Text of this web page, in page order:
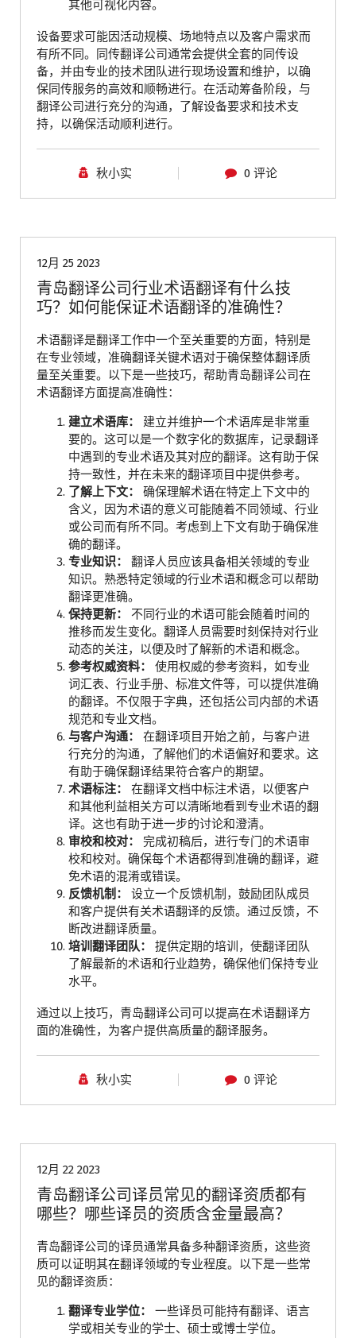
其他可视化内容。
设备要求可能因活动规模、场地特点以及客户需求而
有所不同。同传翻译公司通常会提供全套的同传设
备，并由专业的技术团队进行现场设置和维护，以确
保同传服务的高效和顺畅进行。在活动筹备阶段，与
翻译公司进行充分的沟通，了解设备要求和技术支
持，以确保活动顺利进行。
秋小实 0 评论
12月 25 2023
青岛翻译公司行业术语翻译有什么技
巧？如何能保证术语翻译的准确性？
术语翻译是翻译工作中一个至关重要的方面，特别是
在专业领域，准确翻译关键术语对于确保整体翻译质
量至关重要。以下是一些技巧，帮助青岛翻译公司在
术语翻译方面提高准确性：
建立术语库：
建立并维护一个术语库是非常重
要的。这可以是一个数字化的数据库，记录翻译
中遇到的专业术语及其对应的翻译。这有助于保
持一致性，并在未来的翻译项目中提供参考。
了解上下文：
确保理解术语在特定上下文中的
含义，因为术语的意义可能随着不同领域、行业
或公司而有所不同。考虑到上下文有助于确保准
确的翻译。
专业知识：
翻译人员应该具备相关领域的专业
知识。熟悉特定领域的行业术语和概念可以帮助
翻译更准确。
保持更新：
不同行业的术语可能会随着时间的
推移而发生变化。翻译人员需要时刻保持对行业
动态的关注，以便及时了解新的术语和概念。
参考权威资料：
使用权威的参考资料，如专业
词汇表、行业手册、标准文件等，可以提供准确
的翻译。不仅限于字典，还包括公司内部的术语
规范和专业文档。
与客户沟通：
在翻译项目开始之前，与客户进
行充分的沟通，了解他们的术语偏好和要求。这
有助于确保翻译结果符合客户的期望。
术语标注：
在翻译文档中标注术语，以便客户
和其他利益相关方可以清晰地看到专业术语的翻
译。这也有助于进一步的讨论和澄清。
审校和校对：
完成初稿后，进行专门的术语审
校和校对。确保每个术语都得到准确的翻译，避
免术语的混淆或错误。
反馈机制：
设立一个反馈机制，鼓励团队成员
和客户提供有关术语翻译的反馈。通过反馈，不
断改进翻译质量。
培训翻译团队：
提供定期的培训，使翻译团队
了解最新的术语和行业趋势，确保他们保持专业
水平。
通过以上技巧，青岛翻译公司可以提高在术语翻译方
面的准确性，为客户提供高质量的翻译服务。
秋小实 0 评论
12月 22 2023
青岛翻译公司译员常见的翻译资质都有
哪些？哪些译员的资质含金量最高？
青岛翻译公司的译员通常具备多种翻译资质，这些资
质可以证明其在翻译领域的专业程度。以下是一些常
见的翻译资质：
翻译专业学位：
一些译员可能持有翻译、语言
学或相关专业的学士、硕士或博士学位。